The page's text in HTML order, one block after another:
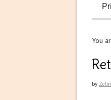
You
by